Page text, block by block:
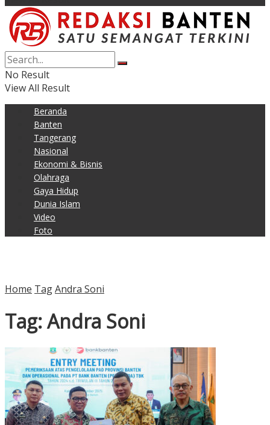
No Result
View All Result
Beranda
Banten
Tangerang
Nasional
Ekonomi & Bisnis
Olahraga
Gaya Hidup
Dunia Islam
Video
Foto
Home TagAndra Soni
Tag:Andra Soni